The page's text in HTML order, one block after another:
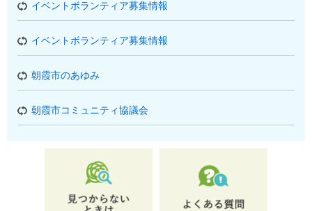
イベントボランティア募集情報
イベントボランティア募集情報
朝霞市のあゆみ
朝霞市コミュニティ協議会